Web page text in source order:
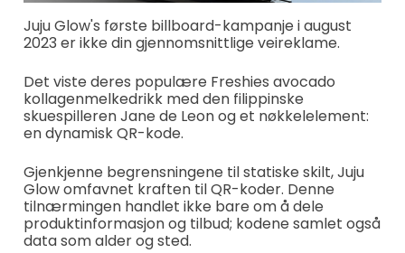
Juju Glow's første billboard-kampanje i august
2023 er ikke din gjennomsnittlige veireklame.
Det viste deres populære Freshies avocado
kollagenmelkedrikk med den filippinske
skuespilleren Jane de Leon og et nøkkelelement:
en dynamisk QR-kode.
Gjenkjenne begrensningene til statiske skilt, Juju
Glow omfavnet kraften til QR-koder. Denne
tilnærmingen handlet ikke bare om å dele
produktinformasjon og tilbud; kodene samlet også
data som alder og sted.